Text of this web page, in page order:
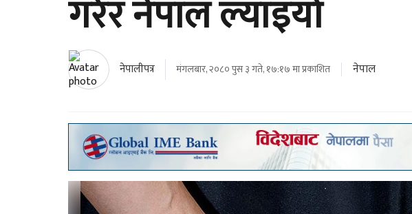
गरेर नेपाल ल्याइयो
नेपालीपत्र मंगलबार, २०८० पुस ३ गते, १७:१७ मा प्रकाशित नेपाल